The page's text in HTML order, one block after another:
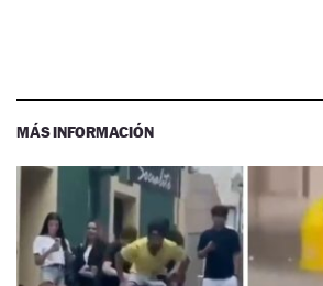
MÁS INFORMACIÓN